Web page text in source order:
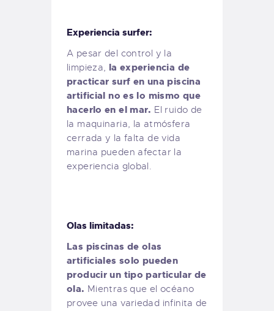
Experiencia surfer:
A pesar del control y la
limpieza, la experiencia de
practicar surf en una piscina
artificial no es lo mismo que
hacerlo en el mar. El ruido de
la maquinaria, la atmósfera
cerrada y la falta de vida
marina pueden afectar la
experiencia global.
Olas limitadas:
Las piscinas de olas
artificiales solo pueden
producir un tipo particular de
ola. Mientras que el océano
provee una variedad infinita de